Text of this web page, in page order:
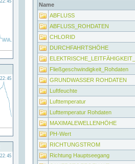
Name
ABFLUSS
ABFLUSS_ROHDATEN
CHLORID
DURCHFAHRTSHÖHE
Fließgeschwindigkeit_Rohdaten
GRUNDWASSER ROHDATEN
Luftfeuchte
Lufttemperatur
Lufttemperatur Rohdaten
MAXIMALEWELLENHÖHE
PH-Wert
RICHTUNGSTROM
Richtung Hauptseegang